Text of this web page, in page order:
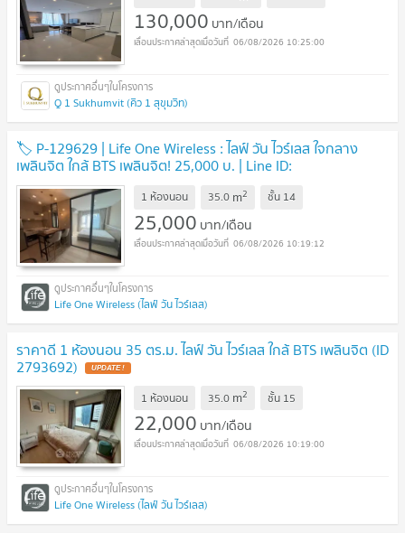
130,000 บาท/เดือน
06/08/2026 10:25:00
Q 1 Sukhumvit (คิว 1 สุขุมวิท)
🏷 P-129629 | Life One Wireless : ไลฟ์ วัน ไวร์เลส ใจกลาง
เพลินจิต ใกล้ BTS เพลินจิต! 25,000 บ. | Line ID:
@easycondoplus | 099-229-6397
1 ห้องนอน 35.0 m2 ชั้น 14
25,000 บาท/เดือน
06/08/2026 10:19:12
Life One Wireless (ไลฟ์ วัน ไวร์เลส)
ราคาดี 1 ห้องนอน 35 ตร.ม. ไลฟ์ วัน ไวร์เลส ใกล้ BTS เพลินจิต (ID
2793692)
1 ห้องนอน 35.0 m2 ชั้น 15
22,000 บาท/เดือน
06/08/2026 10:19:00
Life One Wireless (ไลฟ์ วัน ไวร์เลส)